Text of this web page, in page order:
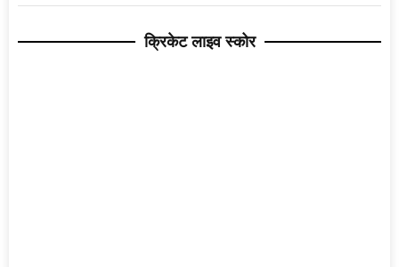
क्रिकेट लाइव स्कोर